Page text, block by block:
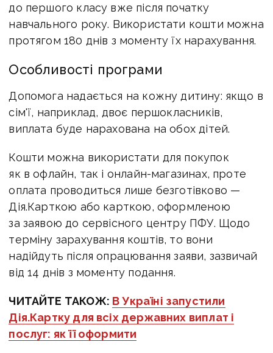
до першого класу вже після початку
навчального року. Використати кошти можна
протягом 180 днів з моменту їх нарахування.
Особливості програми
Допомога надається на кожну дитину: якщо в
сім'ї, наприклад, двоє першокласників,
виплата буде нарахована на обох дітей.
Кошти можна використати для покупок
як в офлайн, так і онлайн-магазинах, проте
оплата проводиться лише безготівково —
Дія.Карткою або карткою, оформленою
за заявою до сервісного центру ПФУ. Щодо
терміну зарахування коштів, то вони
надійдуть після опрацювання заяви, зазвичай
від 14 днів з моменту подання.
ЧИТАЙТЕ ТАКОЖ: В Україні запустили
Дія.Картку для всіх державних виплат і
послуг: як її оформити